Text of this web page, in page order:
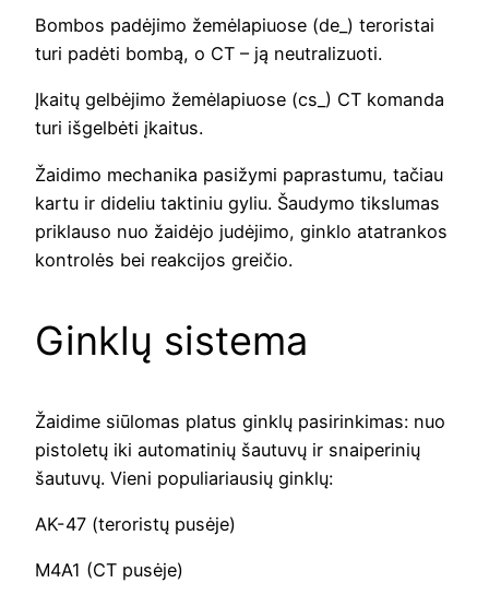
Bombos padėjimo žemėlapiuose (de_) teroristai
turi padėti bombą, o CT – ją neutralizuoti.
Įkaitų gelbėjimo žemėlapiuose (cs_) CT komanda
turi išgelbėti įkaitus.
Žaidimo mechanika pasižymi paprastumu, tačiau
kartu ir dideliu taktiniu gyliu. Šaudymo tikslumas
priklauso nuo žaidėjo judėjimo, ginklo atatrankos
kontrolės bei reakcijos greičio.
Ginklų sistema
Žaidime siūlomas platus ginklų pasirinkimas: nuo
pistoletų iki automatinių šautuvų ir snaiperinių
šautuvų. Vieni populiariausių ginklų:
AK-47 (teroristų pusėje)
M4A1 (CT pusėje)